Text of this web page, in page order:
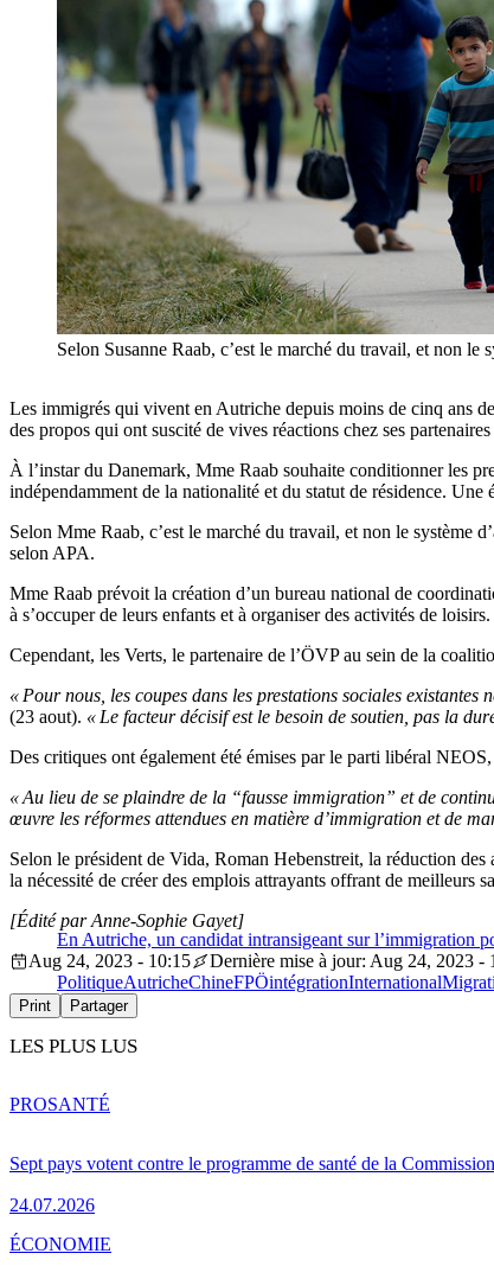
Selon Susanne Raab, c’est le marché du travail, et non
Les immigrés qui vivent en Autriche depuis moins de cinq ans
des propos qui ont suscité de vives réactions chez ses
À l’instar du Danemark, Mme Raab souhaite conditionner les
indépendamment de la nationalité et du statut de résidence. Une
Selon Mme Raab, c’est le marché du travail, et non le système
selon APA.
Mme Raab prévoit la création d’un bureau national de
à s’occuper de leurs enfants et à organiser des activités de
Cependant, les Verts, le partenaire de l’ÖVP au sein de la
« Pour nous, les coupes dans les prestations sociales existantes
(23 aout). « Le facteur décisif est le besoin de soutien, pas la
Des critiques ont également été émises par le parti libéral
« Au lieu de se plaindre de la “fausse immigration” et de
œuvre les réformes attendues en matière d’immigration et de
Selon le président de Vida, Roman Hebenstreit, la réduction des
la nécessité de créer des emplois attrayants offrant de meilleurs
En Autriche, un candidat intransigeant sur l’immigration
[Édité par Anne-Sophie Gayet]
Aug 24, 2023 - 10:15
Dernière mise à jour: Aug 24, 2023 -
PolitiqueAutricheChineFPÖintégrationInternational
Print Partager
LES PLUS LUS
Sept pays votent contre le programme de santé de la Commission
24.07.2026
PROSANTÉ
ÉCONOMIE